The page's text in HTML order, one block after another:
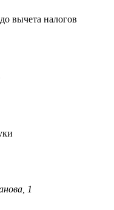
до вычета налогов
1